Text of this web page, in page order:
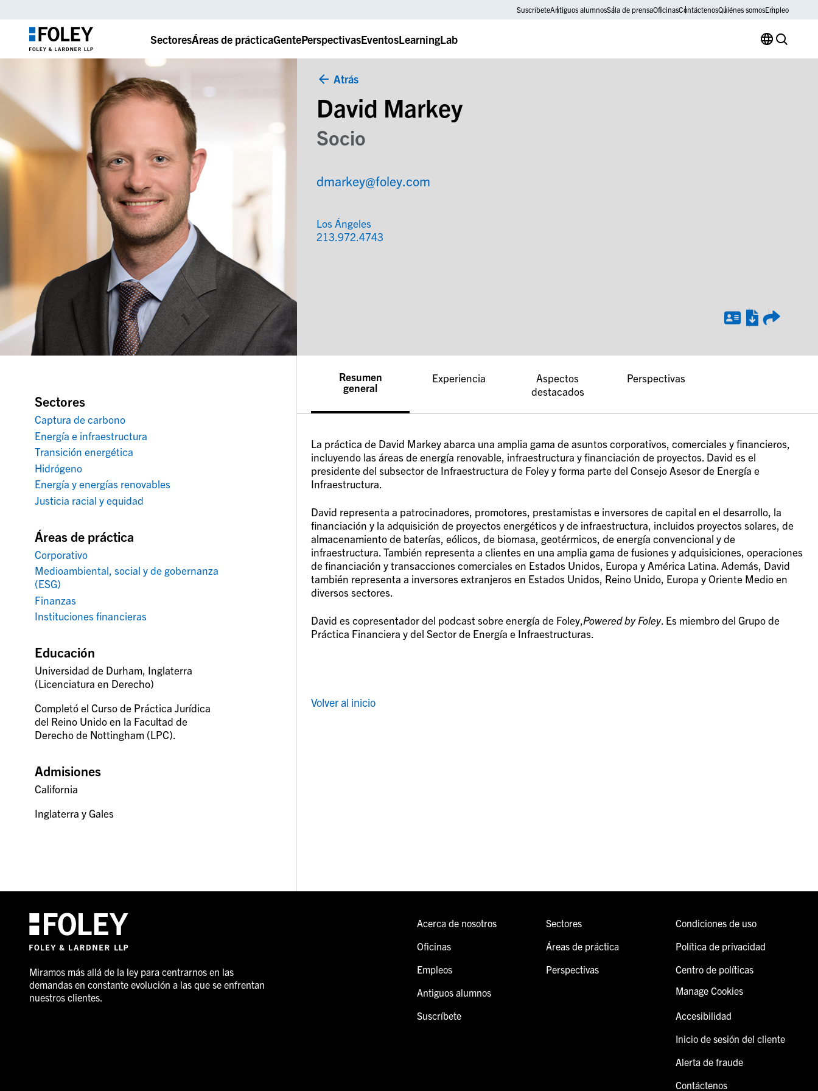
SuscríbeteAntiguos alumnosSala de prensaOficinasContáctenosQuiénes somosEmpleo
SectoresÁreas de prácticaGentePerspectivasEventosLearningLab
Atrás
David Markey
Socio
dmarkey@foley.com
Los Ángeles
213.972.4743
Sectores
Captura de carbono
Energía e infraestructura
Transición energética
Hidrógeno
Energía y energías renovables
Justicia racial y equidad
Áreas de práctica
Corporativo
Medioambiental, social y de gobernanza
(ESG)
Finanzas
Instituciones financieras
Educación
Universidad de Durham, Inglaterra
(Licenciatura en Derecho)
Completó el Curso de Práctica Jurídica
del Reino Unido en la Facultad de
Derecho de Nottingham (LPC).
Admisiones
California
Inglaterra y Gales
Resumen
general
La práctica de David Markey abarca una amplia gama de asuntos corporativos, comerciales y financieros,
incluyendo las áreas de energía renovable, infraestructura y financiación de proyectos. David es el
presidente del subsector de Infraestructura de Foley y forma parte del Consejo Asesor de Energía e
Infraestructura.
David representa a patrocinadores, promotores, prestamistas e inversores de capital en el desarrollo, la
financiación y la adquisición de proyectos energéticos y de infraestructura, incluidos proyectos solares, de
almacenamiento de baterías, eólicos, de biomasa, geotérmicos, de energía convencional y de
infraestructura. También representa a clientes en una amplia gama de fusiones y adquisiciones, operaciones
de financiación y transacciones comerciales en Estados Unidos, Europa y América Latina. Además, David
también representa a inversores extranjeros en Estados Unidos, Reino Unido, Europa y Oriente Medio en
diversos sectores.
David es copresentador del podcast sobre energía de Foley, Powered by Foley. Es miembro del Grupo de
Práctica Financiera y del Sector de Energía e Infraestructuras.
Experiencia
Aspectos
destacados
Perspectivas
Volver al inicio
Miramos más allá de la ley para centrarnos en las
demandas en constante evolución a las que se enfrentan
nuestros clientes.
Acerca de nosotros
Oficinas
Empleos
Antiguos alumnos
Suscríbete
Sectores
Áreas de práctica
Perspectivas
Condiciones de uso
Política de privacidad
Centro de políticas
Manage Cookies
Accesibilidad
Inicio de sesión del cliente
Alerta de fraude
Contáctenos